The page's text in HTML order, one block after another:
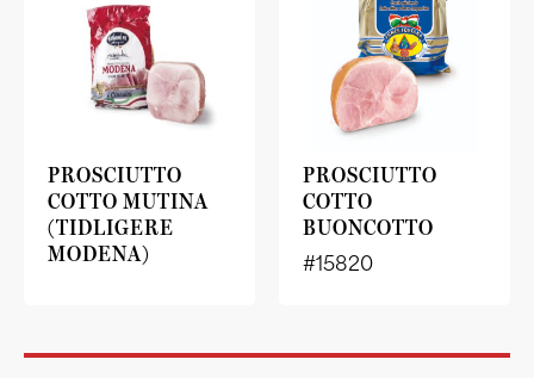
PROSCIUTTO
COTTO MUTINA
(TIDLIGERE
MODENA)
PROSCIUTTO
COTTO
BUONCOTTO
#15820